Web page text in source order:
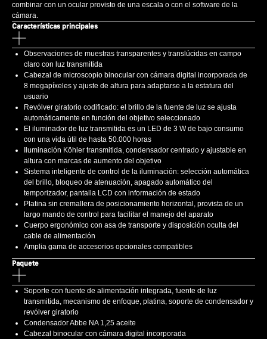
combinar con un ocular provisto de una escala o con el software de la
cámara.
Características principales
Observaciones de muestras transparentes y translúcidas en campo
claro con luz transmitida
Cabezal de microscopio binocular con cámara digital incorporada de
8 megapíxeles y ajuste de altura para adaptarse a la estatura del
usuario
Revólver giratorio codificado: el brillo de la fuente de luz se ajusta
automáticamente en función del objetivo seleccionado
El iluminador de luz transmitida es un LED de 3 W de bajo consumo
con una vida útil de hasta 50.000 horas
Iluminación Köhler transmitida, condensador centrado y ajustable en
altura con marcas de aumento del objetivo
Sistema inteligente de control de la iluminación: selección automática
del brillo, bloqueo de atenuación, apagado automático del
temporizador, pantalla LCD con información de estado
Platina sin cremallera de posicionamiento horizontal, provista de un
largo mando de control para facilitar el manejo del aparato
Cuerpo ergonómico con asa de transporte y disposición oculta del
cable de alimentación
Amplia gama de accesorios opcionales compatibles
Paquete
Soporte con fuente de alimentación integrada, fuente de luz
transmitida, mecanismo de enfoque, platina, soporte de condensador y
revólver giratorio
Condensador Abbe NA 1,25 aceite
Cabezal binocular con cámara digital incorporada